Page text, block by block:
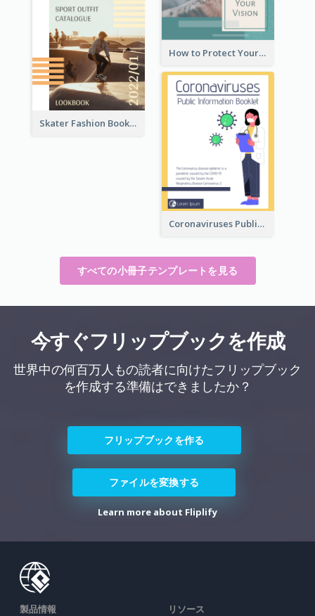
How to Protect Your Vision Booklet
Skater Fashion Booklet
Coronaviruses ​Public Information Booklet
すべての小冊子テンプレートを見る
今すぐフリップブックを作成
世界中の何百万人もの読者に向けたフリップブック
を作成する準備はできましたか？
フリップブックを作る
ファイルを変換する
Learn more about Fliplify
製品情報 リソース